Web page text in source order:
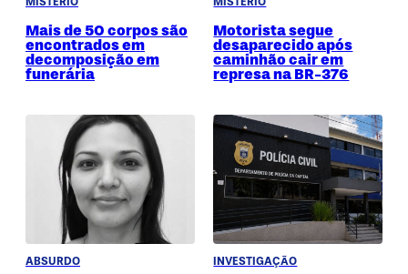
Mais de 50 corpos são
encontrados em
decomposição em
funerária
Motorista segue
desaparecido após
caminhão cair em
represa na BR-376
ABSURDO INVESTIGAÇÃO